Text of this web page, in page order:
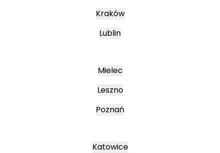
Kraków
Lublin
Mielec
Leszno
Poznań
Katowice